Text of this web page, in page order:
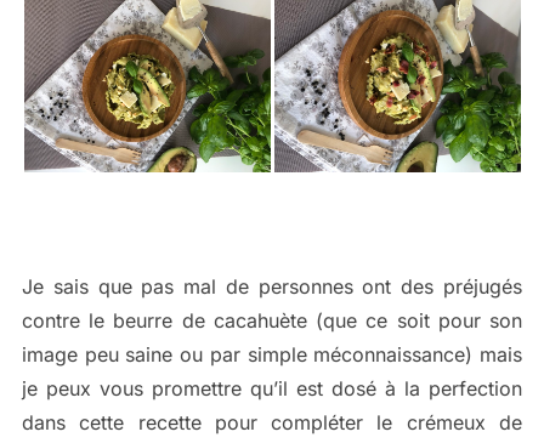
Je sais que pas mal de personnes ont des préjugés
contre le beurre de cacahuète (que ce soit pour son
image peu saine ou par simple méconnaissance) mais
je peux vous promettre qu’il est dosé à la perfection
dans cette recette pour compléter le crémeux de